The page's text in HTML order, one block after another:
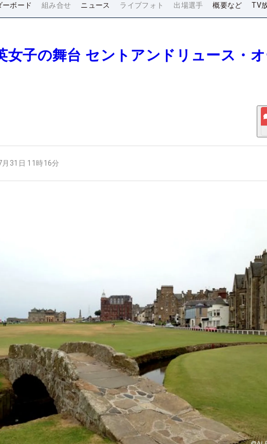
ーボード 組み合せ ニュース ライブフォト 出場選手 概要など TV
女子の舞台 セントアンドリュース・
月31日 11時16分